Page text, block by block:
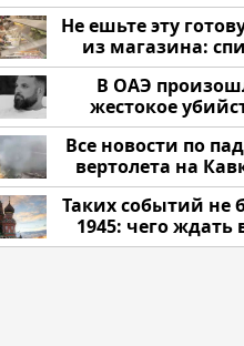
Не ешьте эту
из магазина:
В ОАЭ
жестокое
Все новости по
вертолета на
читать здесь
Таких событий не
1945: чего ждать
нам?